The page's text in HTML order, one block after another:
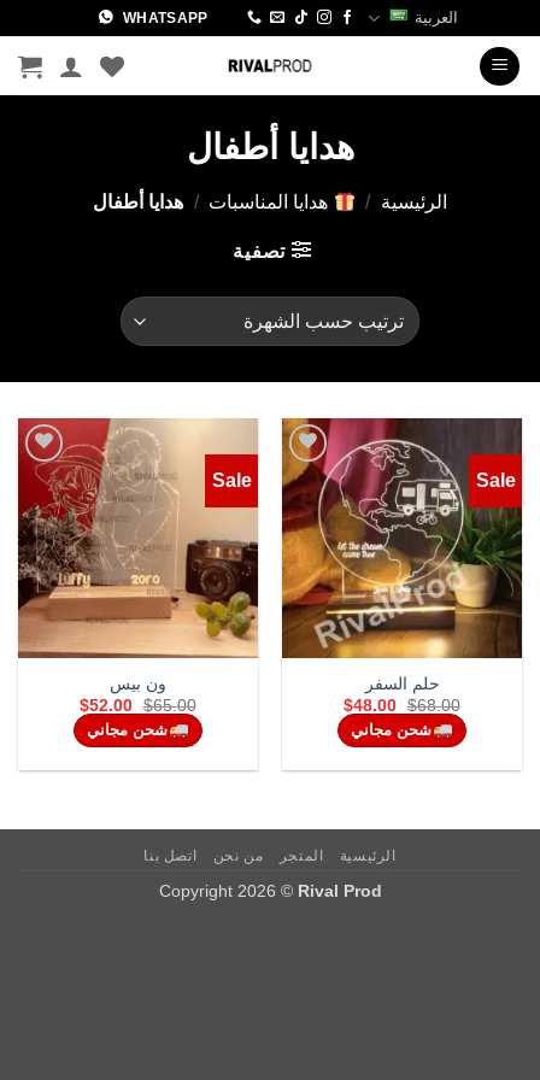
للمحتوى
العربية WHATSAPP
هدايا أطفال
الرئيسية / هدايا المناسبات / هدايا أطفال
تصفية
Sale
Add to
wishlist
حلم السفر
$68.00
Original
price
was:
$68.00.
$48.00
Current
price
is: شحن مجاني
Sale
Add to
wishlist
ون بيس
$65.00
Original
price
was:
$65.00.
$52.00
Current
price
is: شحن مجاني
الرئيسية المتجر من نحن اتصل بنا
Copyright 2026 © Rival Prod